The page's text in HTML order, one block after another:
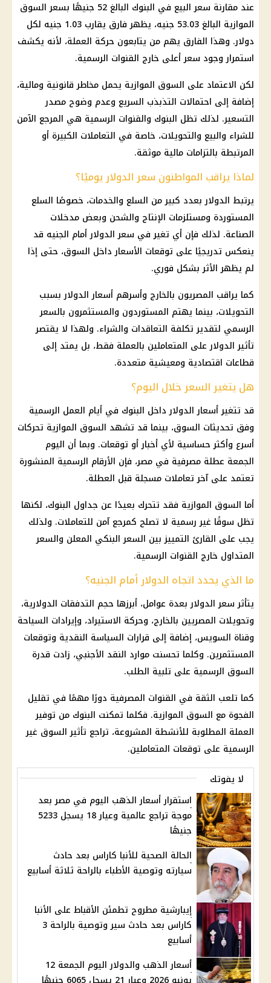
عند مقارنة سعر البيع في البنوك
البالغ 52 جنيهًا بسعر السوق
الموازية البالغ 53.03 جنيه، يظهر فارق يقارب 1.03 جنيه لكل
دولار. وهذا الفارق يهم من يتابعون حركة العملة، لأنه يكشف
استمرار وجود سعر أعلى خارج القنوات الرسمية.
لكن الاعتماد على السوق الموازية يحمل مخاطر قانونية ومالية،
إضافة إلى احتمالات التذبذب السريع وعدم وضوح مصدر
التسعير. لذلك تظل البنوك والقنوات الرسمية هي المرجع الآمن
للشراء والبيع والتحويلات، خاصة في التعاملات الكبيرة أو
المرتبطة بالتزامات مالية موثقة.
لماذا يراقب المواطنون سعر الدولار يوميًا؟
يرتبط الدولاربعدد كبير من السلع والخدمات، خصوصًا السلع
المستوردة ومستلزمات الإنتاج والشحن وبعض مدخلات
الصناعة. لذلك فإن أي تغير في سعرالدولار أمام الجنيه قد
ينعكس تدريجيًا على توقعات الأسعارداخل السوق، حتى إذا
لم يظهر الأثر بشكل فوري.
كما يراقب المصريون بالخارج وأسرهم أسعار الدولاربسبب
التحويلات، بينما يهتم المستوردون والمستثمرون بالسعر
الرسمي لتقدير تكلفة التعاقدات والشراء. ولهذا لا يقتصر
تأثيرالدولارعلى المتعاملين بالعملة فقط، بل يمتد إلى
قطاعات اقتصادية ومعيشية متعددة.
هل يتغير السعر خلال اليوم؟
قد تتغيرأسعار الدولارداخل البنوك في أيام العمل الرسمية
وفق تحديثات السوق، بينما قد تشهد السوق الموازية تحركات
أسرع وأكثر حساسية لأي أخبار أو توقعات. وبما أن اليوم
الجمعة عطلة مصرفية في مصر، فإن الأرقام الرسمية المنشورة
تعتمد على آخر تعاملات مسجلة قبل العطلة.
أما السوق الموازية فقد تتحرك بعيدًا عن جداول البنوك، لكنها
تظل سوقًا غير رسمية لا تصلح كمرجع آمن للتعاملات. ولذلك
يجب على القارئ التمييز بين السعر البنكي المعلن والسعر
المتداول خارج القنوات الرسمية.
ما الذي يحدد اتجاه الدولار أمام الجنيه؟
يتأثرسعر الدولاربعدة عوامل، أبرزها حجم التدفقات الدولارية،
وتحويلات المصريين بالخارج، وحركة الاستيراد، وإيرادات السياحة
وقناة السويس، إضافة إلى قرارات السياسة النقدية وتوقعات
المستثمرين. وكلما تحسنت موارد النقد الأجنبي، زادت قدرة
السوق الرسمية على تلبية الطلب.
كما تلعب الثقة في القنوات المصرفية دورًا مهمًا في تقليل
الفجوة مع السوق الموازية. فكلما تمكنت البنوك من توفير
العملة المطلوبة للأنشطة المشروعة، تراجع تأثير السوق غير
الرسمية على توقعات المتعاملين.
لا يفوتك
استقرار أسعار الذهب اليوم في مصر بعد
موجة تراجع عالمية وعيار 18 يسجل 5233
جنيهًا
الحالة الصحية للأنبا كاراس بعد حادث
سيارته وتوصية الأطباء بالراحة ثلاثة أسابيع
إيبارشية مطروح تطمئن الأقباط على الأنبا
كاراس بعد حادث سير وتوصية بالراحة 3
أسابيع
أسعار الذهب والدولار اليوم الجمعة 12